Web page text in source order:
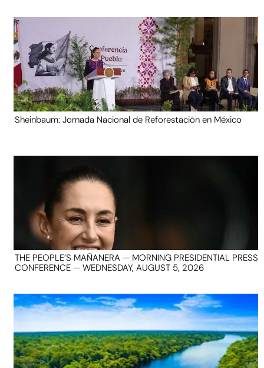
Sheinbaum: Jornada Nacional de Reforestación en México
THE PEOPLE’S MAÑANERA — MORNING PRESIDENTIAL PRESS
CONFERENCE — WEDNESDAY, AUGUST 5, 2026